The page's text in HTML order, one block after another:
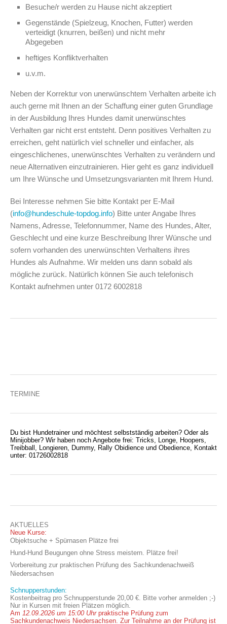
Besuche/r werden zu Hause nicht akzeptiert
Gegenstände (Spielzeug, Knochen, Futter) werden
verteidigt (knurren, beißen) und nicht mehr
Abgegeben
heftiges Konfliktverhalten
u.v.m.
Neben der Korrektur von unerwünschtem Verhalten arbeite ich
auch gerne mit Ihnen an der Schaffung einer guten Grundlage
in der Ausbildung Ihres Hundes damit unerwünschtes
Verhalten gar nicht erst entsteht. Denn positives Verhalten zu
erreichen, geht natürlich viel schneller und einfacher, als
eingeschlichenes, unerwünschtes Verhalten zu verändern und
neue Alternativen einzutrainieren. Hier geht es ganz individuell
um Ihre Wünsche und Umsetzungsvarianten mit Ihrem Hund.
Bei Interesse nehmen Sie bitte Kontakt per E-Mail
(info@hundeschule-topdog.info) Bitte unter Angabe Ihres
Namens, Adresse, Telefonnummer, Name des Hundes, Alter,
Geschlecht und eine kurze Beschreibung Ihrer Wünsche und
sofern vorhanden des unerwünschten Verhaltens ihres
Hundes als Aufnahme. Wir melden uns dann sobald als
mögliche zurück. Natürlich können Sie auch telefonisch
Kontakt aufnehmen unter 0172 6002818
TERMINE
Du bist Hundetrainer und möchtest selbstständig arbeiten? Oder als
Minijobber? Wir haben noch Angebote frei: Tricks, Longe, Hoopers,
Treibball, Longieren, Dummy, Rally Obidience und Obedience, Kontakt
unter: 01726002818
AKTUELLES
Neue Kurse:
Objektsuche + Spürnasen Plätze frei
Hund-Hund Beugungen ohne Stress meistern. Plätze frei!
Vorbereitung zur praktischen Prüfung des Sachkundenachweiß
Niedersachsen
Schnupperstunden:
Kostenbeitrag pro Schnupperstunde 20,00 €. Bitte vorher anmelden ;-)
Nur in Kursen mit freien Plätzen möglich.
Am 12.09.2026 um 15:00 Uhr praktische Prüfung zum
Sachkundenachweis Niedersachsen. Zur Teilnahme an der Prüfung ist